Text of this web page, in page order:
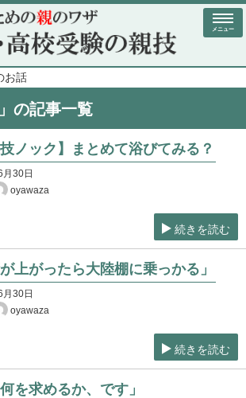
メニュー
お話
の記事一覧
ノック】まとめて浴びてみる？
30日
oyawaza
続きを読む
上がったら大陸棚に乗っかる」
30日
oyawaza
続きを読む
を求めるか、です」